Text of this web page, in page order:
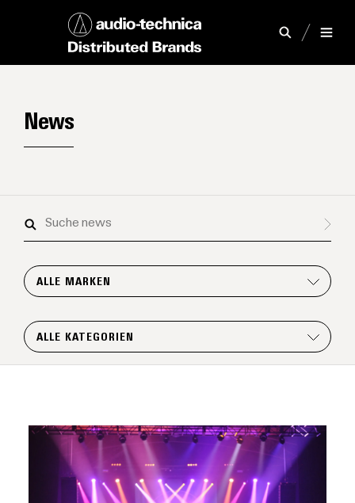
News
Suche
ALLE MARKEN
ALLE KATEGORIEN